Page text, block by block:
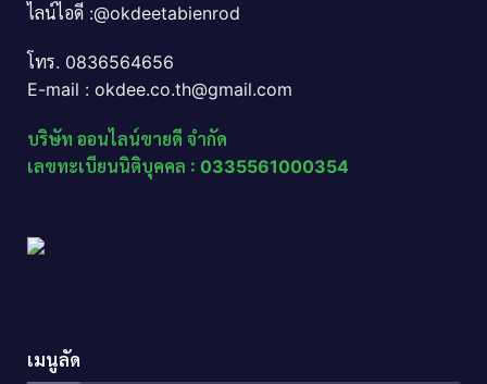
ไลน์ไอดี :@okdeetabienrod
โทร. 0836564656
E-mail : okdee.co.th@gmail.com
บริษัท ออนไลน์ขายดี จำกัด
เลขทะเบียนนิติบุคคล : 0335561000354
เมนูลัด